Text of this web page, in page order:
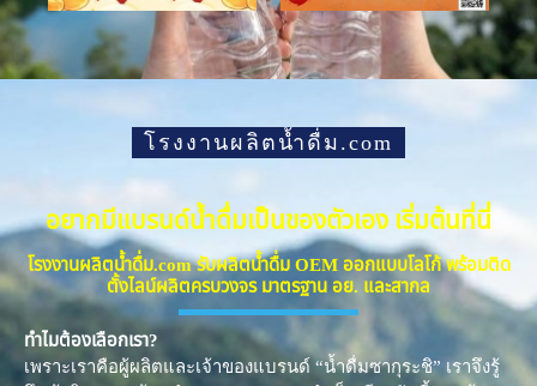
โรงงานผลิตน้ำดื่ม.com
อยากมีแบรนด์น้ำดื่มเป็นของตัวเอง เริ่มต้นที่นี่
โรงงานผลิตน้ำดื่ม.com รับผลิตน้ำดื่ม OEM ออกแบบโลโก้ พร้อมติด
ตั้งไลน์ผลิตครบวงจร มาตรฐาน อย. และสากล
ทำไมต้องเลือกเรา?
เพราะเราคือผู้ผลิตและเจ้าของแบรนด์ “น้ำดื่มซากุระชิ” เราจึงรู้